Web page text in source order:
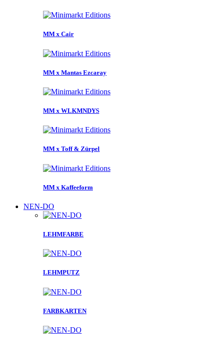
MM x Cair
MM x Mantas Ezcaray
MM x WLKMNDYS
MM x Toff & Zürpel
MM x Kaffeeform
NEN-DO
LEHMFARBE
LEHMPUTZ
FARBKARTEN